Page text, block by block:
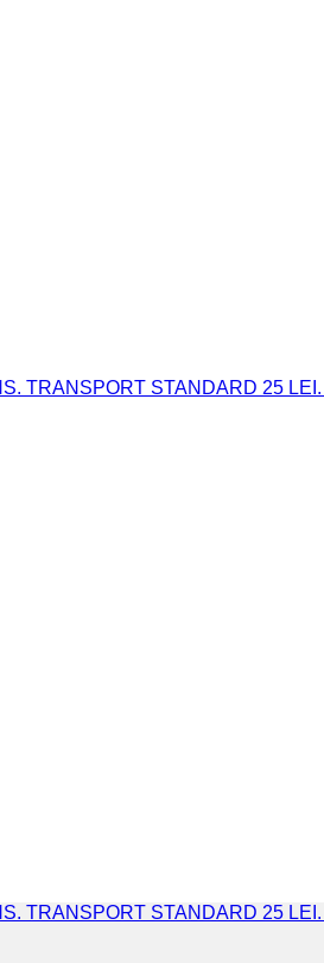
TRANSPORT STANDARD 25
TRANSPORT STANDARD 25